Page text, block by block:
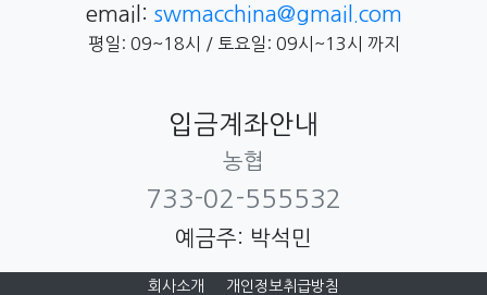
email: swmacchina@gmail.com
평일: 09~18시 / 토요일: 09시~13시 까지
입금계좌안내
농협
733-02-555532
예금주: 박석민
회사소개 개인정보취급방침